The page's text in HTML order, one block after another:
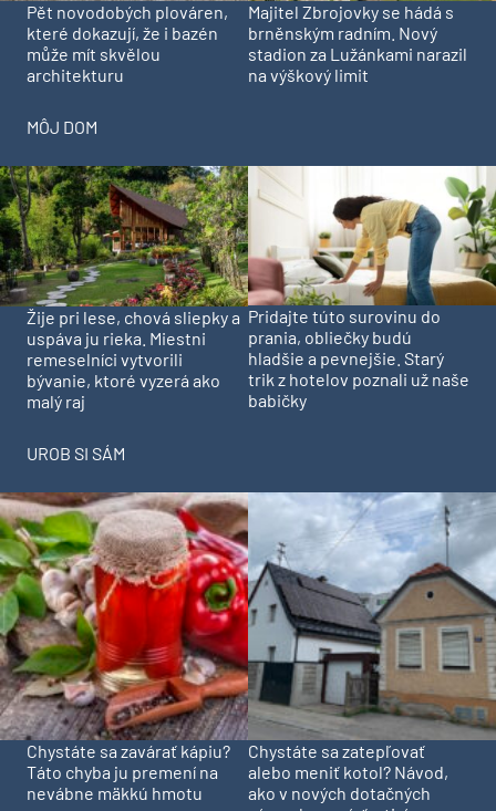
Pět novodobých plováren,
které dokazují, že i bazén
může mít skvělou
architekturu
Majitel Zbrojovky se hádá s
brněnským radním. Nový
stadion za Lužánkami narazil
na výškový limit
MÔJ DOM
Žije pri lese, chová sliepky a
uspáva ju rieka. Miestni
remeselníci vytvorili
bývanie, ktoré vyzerá ako
malý raj
Pridajte túto surovinu do
prania, obliečky budú
hladšie a pevnejšie. Starý
trik z hotelov poznali už naše
babičky
UROB SI SÁM
Chystáte sa zavárať kápiu?
Táto chyba ju premení na
nevábne mäkkú hmotu
Chystáte sa zatepľovať
alebo meniť kotol? Návod,
ako v nových dotačných